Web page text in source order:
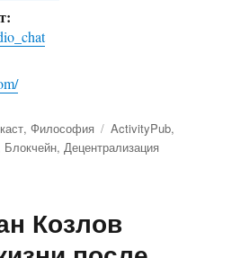
,Философия Метки
ActivityPub,
Блокчейн,Децентрализация
Козлов